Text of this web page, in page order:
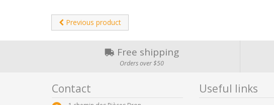
Previous product
Free shipping
Orders over $50
Contact Useful links